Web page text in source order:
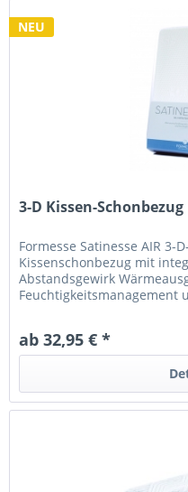
NEU
3-D Kissen-
Formesse Satinesse AIR 3-
Kissenschonbezug mit
Abstandsgewirk
Feuchtigkeitsmanagement
ab 32,95 € *